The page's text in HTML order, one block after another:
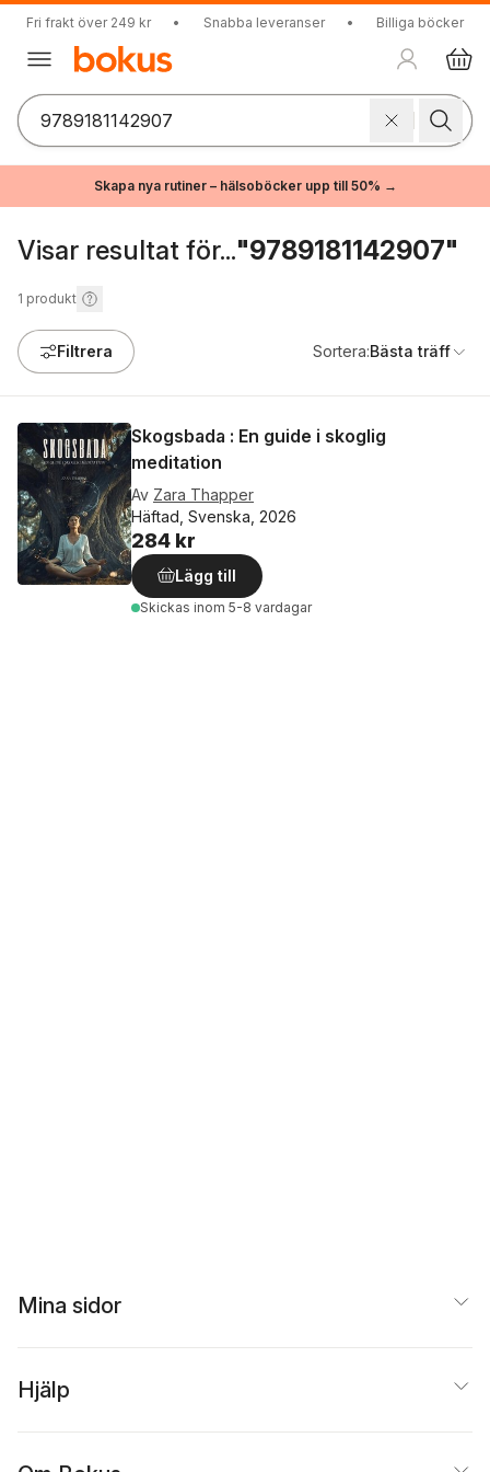
Fri frakt över 249 kr • Snabba leveranser • Billiga böcker
Skapa nya rutiner – hälsoböcker upp till 50% →
Visar resultat för..."9789181142907"
1 produkt
Filtrera Sortera:Bästa träff
Skogsbada : En guide i skoglig
meditation
Av Zara Thapper
Häftad, Svenska, 2026
284 kr
Lägg till
Skickas inom 5-8 vardagar
Mina sidor
Hjälp